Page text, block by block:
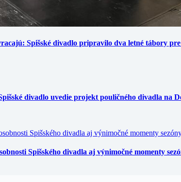
Spišské divadlo pripravilo dva letné tábory
divadlo uvedie projekt pouličného divadla na
Spišského divadla aj výnimočné momenty